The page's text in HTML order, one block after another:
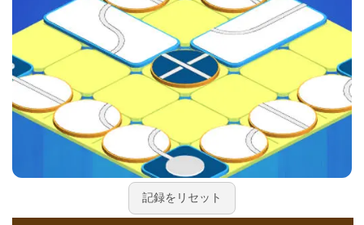
記録をリセット